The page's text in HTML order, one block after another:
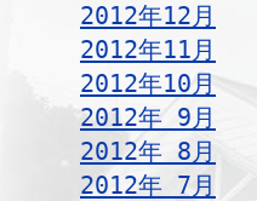
2012年12月
2012年11月
2012年10月
2012年 9月
2012年 8月
2012年 7月